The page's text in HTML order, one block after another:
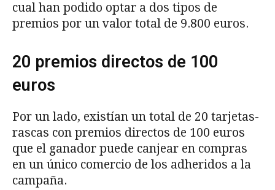
cual han podido optar a dos tipos de
premios por un valor total de 9.800 euros.
20 premios directos de 100
euros
Por un lado, existían un total de 20 tarjetas-
rascas con premios directos de 100 euros
que el ganador puede canjear en compras
en un único comercio de los adheridos a la
campaña.